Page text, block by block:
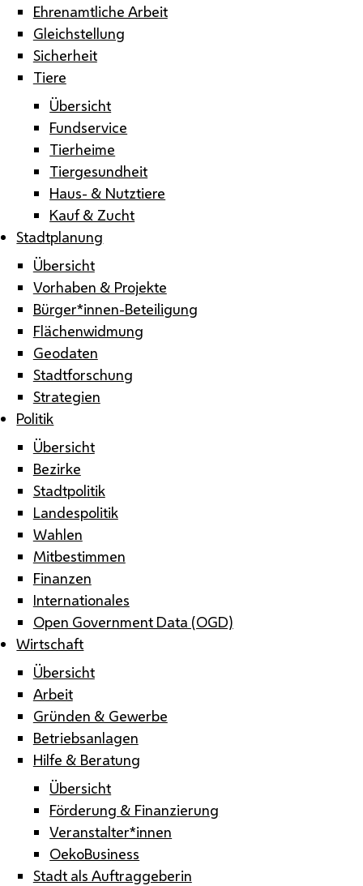
Ehrenamtliche Arbeit
Gleichstellung
Sicherheit
Tiere
Übersicht
Fundservice
Tierheime
Tiergesundheit
Haus- & Nutztiere
Kauf & Zucht
Stadtplanung
Übersicht
Vorhaben & Projekte
Bürger*innen-Beteiligung
Flächenwidmung
Geodaten
Stadtforschung
Strategien
Politik
Übersicht
Bezirke
Stadtpolitik
Landespolitik
Wahlen
Mitbestimmen
Finanzen
Internationales
Open Government Data (OGD)
Wirtschaft
Übersicht
Arbeit
Gründen & Gewerbe
Betriebsanlagen
Hilfe & Beratung
Übersicht
Förderung & Finanzierung
Veranstalter*innen
OekoBusiness
Stadt als Auftraggeberin